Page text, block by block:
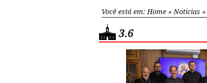
Você está em: Home » Noticias »
3.6